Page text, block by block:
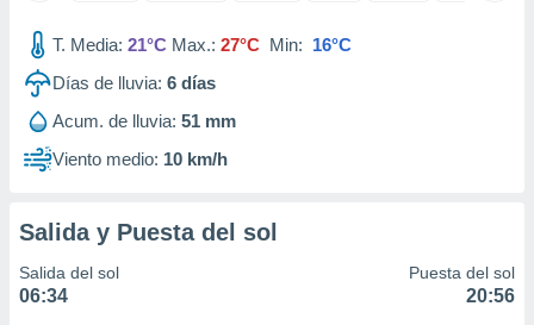
utilizar
crear un
contenido
medir el
de la
T. Media: 21°C Max.: 27°C Min: 16°C
Días de lluvia: 6 días
Acum. de lluvia: 51 mm
Viento medio: 10 km/h
Salida y Puesta del sol
Salida del sol
06:34
Puesta del sol
20:56